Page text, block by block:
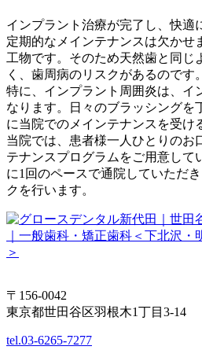
インプラント治療が完了し、快適
定期的なメインテナンスは欠かせ
工物です。そのため天然歯と同じ
く、歯周病のリスクがあるのです。
特に、インプラント周囲炎は、イ
なります。日々のブラッシングを
に当院でのメインテナンスを受け
当院では、患者様一人ひとりのお
テナンスプログラムをご用意して
に1回のペースで通院していただ
クを行います。
〒156-0042
東京都世田谷区羽根木1丁目3-14
tel.03-6265-7277